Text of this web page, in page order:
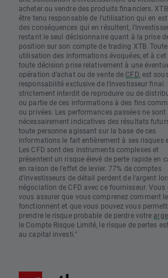
acheter ou vendre des produits financiers.
être tenu responsable de l’utilisation qui en
des conséquences qui en résultent,
restant le seul décisionnaire quant à la prise
position sur son compte de trading XTB. Toute
utilisation des informations évoquées, et à cet
toute décision prise relativement à une
opération d’achat ou de vente de CFD, est
responsabilité exclusive de l’investisseur final.
strictement interdit de reproduire ou de
ou partie de ces informations à des fins
ou privées. Les performances passées ne sont
nécessairement indicatives des résultats
toute personne agissant sur la base de ces
informations le fait entièrement à ses risques
Les CFD sont des instruments complexes et
présentent un risque élevé de perte rapide en
en raison de l'effet de levier. 77% de comptes
d'investisseurs de détail perdent de l'argent
négociation de CFD avec ce fournisseur. Vous
vous assurer que vous comprenez comment
fonctionnent et que vous pouvez vous
prendre le risque probable de perdre votre
le Compte Risque Limité, le risque de pertes
au capital investi."